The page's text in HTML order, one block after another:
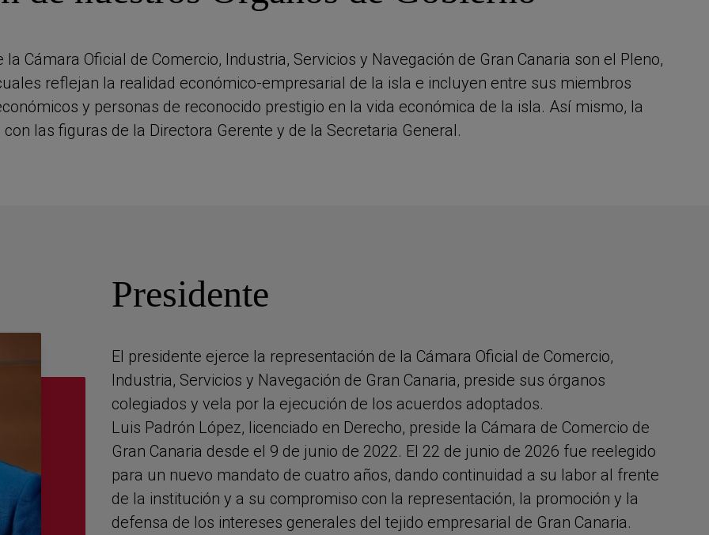
Cámara Oficial de Comercio, Industria, Servicios y Navegación de Gran Canaria son el Pleno,
reflejan la realidad económico-empresarial de la isla e incluyen entre sus miembros
y personas de reconocido prestigio en la vida económica de la isla. Así mismo, la
las figuras de la Directora Gerente y de la Secretaria General.
Presidente
El presidente ejerce la representación de la Cámara Oficial de Comercio,
Industria, Servicios y Navegación de Gran Canaria, preside sus órganos
colegiados y vela por la ejecución de los acuerdos adoptados.
Luis Padrón López, licenciado en Derecho, preside la Cámara de Comercio de
Gran Canaria desde el 9 de junio de 2022. El 22 de junio de 2026 fue reelegido
para un nuevo mandato de cuatro años, dando continuidad a su labor al frente
de la institución y a su compromiso con la representación, la promoción y la
defensa de los intereses generales del tejido empresarial de Gran Canaria.